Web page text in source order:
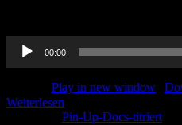
Audio-
Player
00:00
Play in new window
Weiterlesen
Pin-Up-Docs-titriert